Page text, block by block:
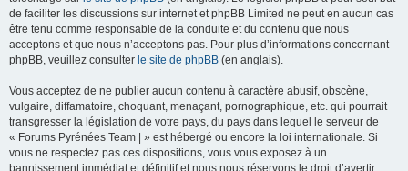
de faciliter les discussions sur internet et phpBB Limited ne peut en aucun cas
être tenu comme responsable de la conduite et du contenu que nous
acceptons et que nous n’acceptons pas. Pour plus d’informations concernant
phpBB, veuillez consulter le site de phpBB (en anglais).
Vous acceptez de ne publier aucun contenu à caractère abusif, obscène,
vulgaire, diffamatoire, choquant, menaçant, pornographique, etc. qui pourrait
transgresser la législation de votre pays, du pays dans lequel le serveur de
« Forums Pyrénées Team | » est hébergé ou encore la loi internationale. Si
vous ne respectez pas ces dispositions, vous vous exposez à un
bannissement immédiat et définitif et nous nous réservons le droit d’avertir